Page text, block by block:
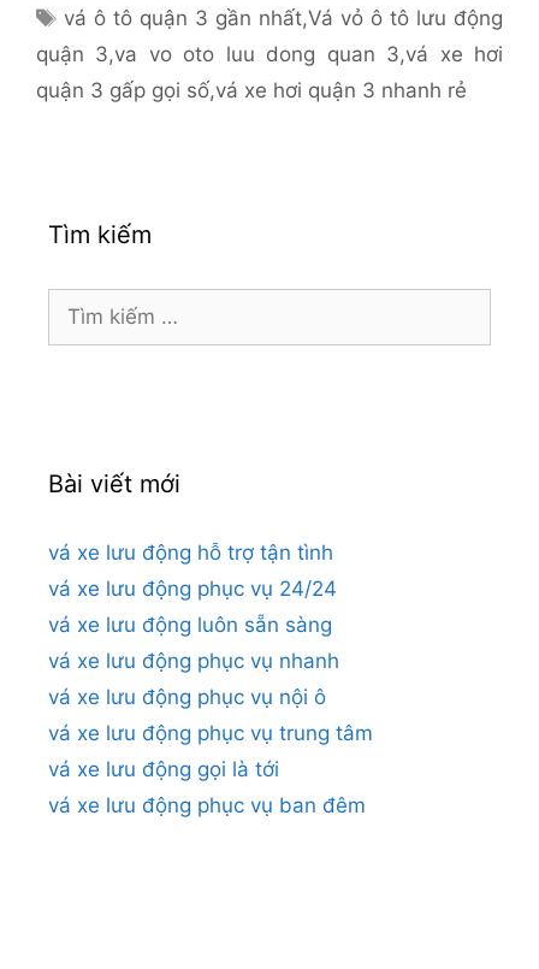
Thẻ
vá ô tô quận 3 gần nhất,Vá vỏ ô tô lưu động
quận 3,va vo oto luu dong quan 3,vá xe hơi
quận 3 gấp gọi số,vá xe hơi quận 3 nhanh rẻ
Tìm kiếm
Tìm
Bài viết mới
vá xe lưu động hỗ trợ tận tình
vá xe lưu động phục vụ 24/24
vá xe lưu động luôn sẵn sàng
vá xe lưu động phục vụ nhanh
vá xe lưu động phục vụ nội ô
vá xe lưu động phục vụ trung tâm
vá xe lưu động gọi là tới
vá xe lưu động phục vụ ban đêm